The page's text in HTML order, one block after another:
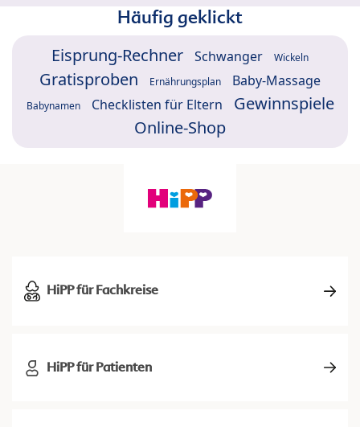
Häufig geklickt
Eisprung-Rechner Schwanger Wickeln
Gratisproben Ernährungsplan Baby-Massage
Babynamen Checklisten für Eltern
Gewinnspiele
Online-Shop
HiPP für Fachkreise
HiPP für Patienten